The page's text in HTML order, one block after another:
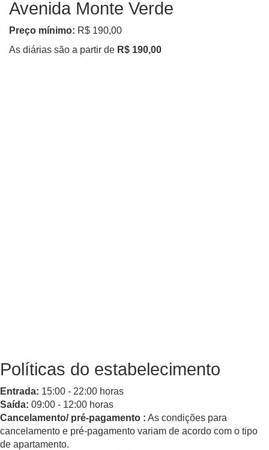
Avenida Monte Verde
Preço mínimo: R$ 190,00
As diárias são a partir de R$ 190,00
Políticas do estabelecimento
Entrada: 15:00 - 22:00 horas
Saída: 09:00 - 12:00 horas
Cancelamento/ pré-pagamento : As condições para
cancelamento e pré-pagamento variam de acordo com o tipo
de apartamento.